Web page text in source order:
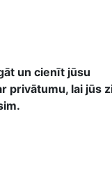
un cienīt jūsu
privātumu, lai jūs